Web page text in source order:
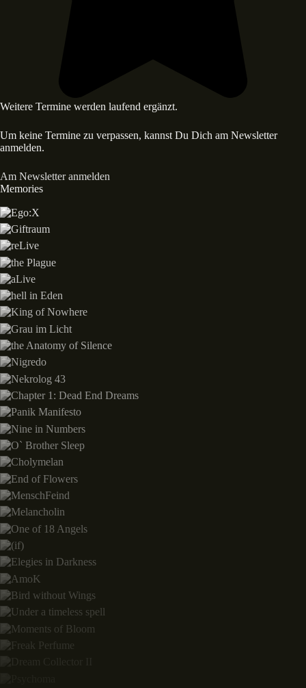
Weitere Termine werden laufend ergänzt.
Um keine Termine zu verpassen, kannst Du Dich am Newsletter
anmelden.
Am Newsletter anmelden
Memories